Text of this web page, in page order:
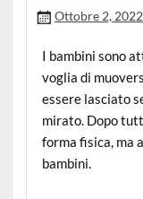
Ottobre 2, 2022
I bambini sono
voglia di
essere lasciato
mirato. Dopo
forma fisica, ma
bambini.